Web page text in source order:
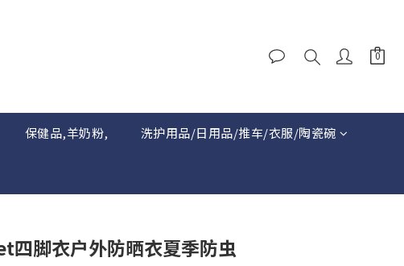
保健品,羊奶粉, 洗护用品/日用品/推车/衣服/陶瓷碗
脚衣户外防晒衣夏季防虫